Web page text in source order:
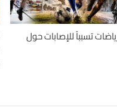
10 رياضات تسبباً للإصابات حول